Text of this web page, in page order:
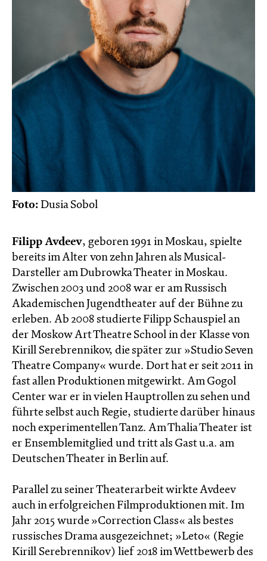
Foto: Dusia Sobol
Filipp Avdeev, geboren 1991 in Moskau, spielte
bereits im Alter von zehn Jahren als Musical-
Darsteller am Dubrowka Theater in Moskau.
Zwischen 2003 und 2008 war er am Russisch
Akademischen Jugendtheater auf der Bühne zu
erleben. Ab 2008 studierte Filipp Schauspiel an
der Moskow Art Theatre School in der Klasse von
Kirill Serebrennikov, die später zur »Studio Seven
Theatre Company« wurde. Dort hat er seit 2011 in
fast allen Produktionen mitgewirkt. Am Gogol
Center war er in vielen Hauptrollen zu sehen und
führte selbst auch Regie, studierte darüber hinaus
noch experimentellen Tanz. Am Thalia Theater ist
er Ensemblemitglied und tritt als Gast u.a. am
Deutschen Theater in Berlin auf.
Parallel zu seiner Theaterarbeit wirkte Avdeev
auch in erfolgreichen Filmproduktionen mit. Im
Jahr 2015 wurde »Correction Class« als bestes
russisches Drama ausgezeichnet; »Leto« (Regie
Kirill Serebrennikov) lief 2018 im Wettbewerb des